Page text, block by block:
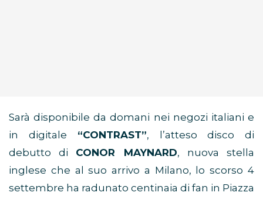
Sarà disponibile da domani nei negozi italiani e
in digitale “CONTRAST”, l’atteso disco di
debutto di CONOR MAYNARD, nuova stella
inglese che al suo arrivo a Milano, lo scorso 4
settembre ha radunato centinaia di fan in Piazza